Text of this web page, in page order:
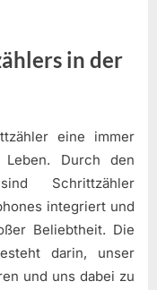
in der
eine immer
Durch den
Schrittzähler
integriert und
Beliebtheit. Die
darin, unser
und uns dabei zu